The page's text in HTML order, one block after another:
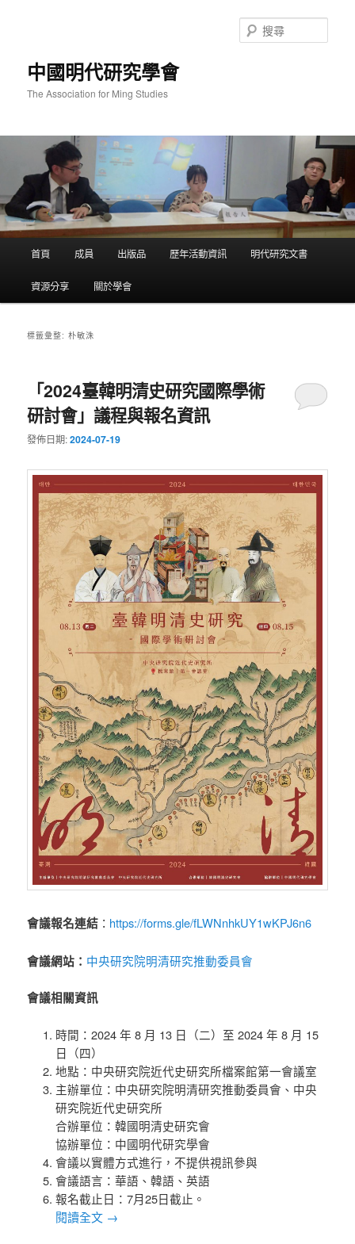
中國明代研究學會
The Association for Ming Studies
尋
首頁 成員 出版品 歷年活動資訊 明代研究文書
資源分享 關於學會
標籤彙整:朴敏洙
「2024臺韓明清史研究國際學術
研討會」議程與報名資訊
發佈日期:2024-07-19
會議報名連結 ： https://forms.gle/fLWNnhkUY1wKPJ6n6
會議網站： 中央研究院明清研究推動委員會
會議相關資訊
時間：2024 年 8 月 13 日（二）至 2024 年 8 月 15
日（四）
地點：中央研究院近代史研究所檔案館第一會議室
主辦單位：中央研究院明清研究推動委員會、中央
研究院近代史研究所
合辦單位：韓國明清史研究會
協辦單位：中國明代研究學會
會議以實體方式進行，不提供視訊參與
會議語言：華語、韓語、英語
報名截止日：7月25日截止。
閱讀全文 →